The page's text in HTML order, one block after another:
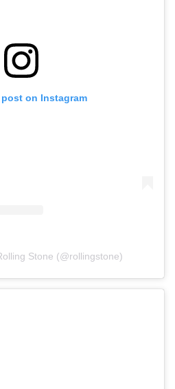
on Instagram
Stone (@rollingstone)